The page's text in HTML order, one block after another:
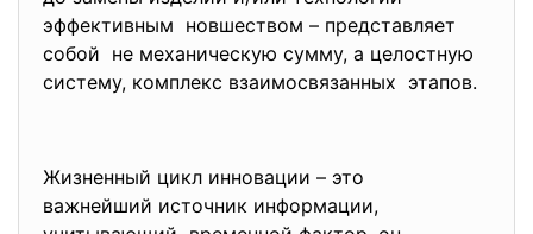
эффективным новшеством – представляет
собой не механическую сумму, а целостную
систему, комплекс взаимосвязанных этапов.
Жизненный цикл инновации – это
важнейший источник информации,